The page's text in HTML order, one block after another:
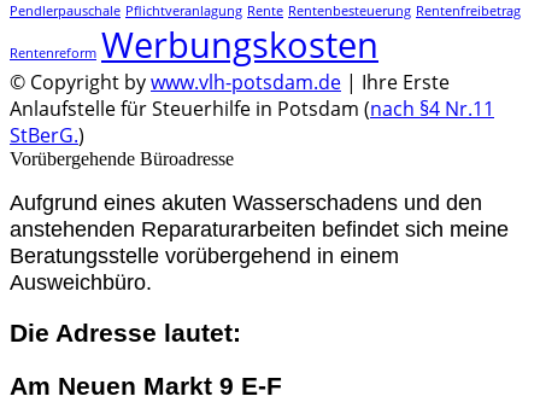
Pendlerpauschale Pflichtveranlagung Rente Rentenbesteuerung Rentenfreibetrag
Rentenreform Werbungskosten
© Copyright bywww.vlh-potsdam.de | Ihre Erste
Anlaufstelle für Steuerhilfe in Potsdam (nach §4 Nr.11
StBerG.)
Vorübergehende Büroadresse
Aufgrund eines akuten Wasserschadens und den
anstehenden Reparaturarbeiten befindet sich meine
Beratungsstelle vorübergehend in einem
Ausweichbüro.
Die Adresse lautet:
Am Neuen Markt 9 E-F